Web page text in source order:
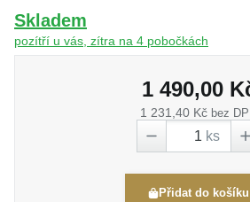
Skladem
pozítří u vás, zítra na 4 pobočkách
1 490,00
1 231,40 Kč bez
ks
Přidat do košíku